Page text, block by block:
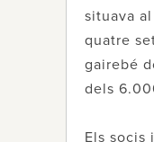
situava
quatre
gairebé
dels
Els socis